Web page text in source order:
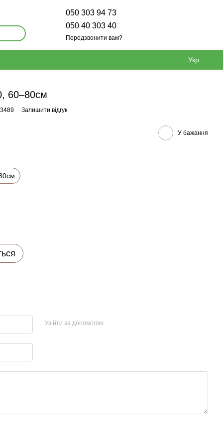
050 303 94 73
050 40 303 40
Передзвонити вам?
Укр
60–80см
Залишити відгук
У бажання
Увійти за допомогою